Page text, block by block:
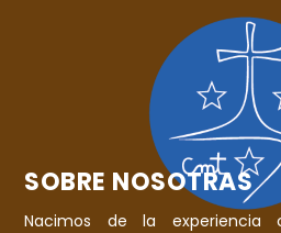
SOBRE NOSOTRAS
Nacimos de la experiencia